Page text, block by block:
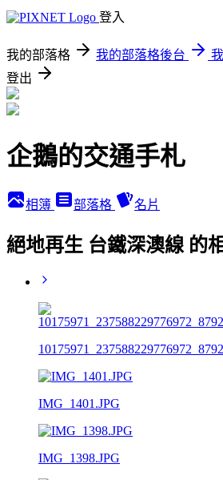
登入
我的部落格 我的部落格後台
登出
企鵝的交通手札
相簿 部落格 名片
絕地再生 台鐵深澳線 的
IMG_1401.JPG
IMG_1398.JPG